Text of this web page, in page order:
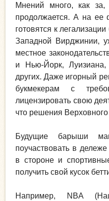
Мнений много, как за,
продолжается. А на ее
готовятся к
Западной Вирджинии,
местное
и Нью-Йорк,
других. Даже игорный
букмекерам с
лицензировать свою
что решения Верховного
Будущие барыши
поучаствовать в
в стороне и
получить свой кусок
Например, NBA